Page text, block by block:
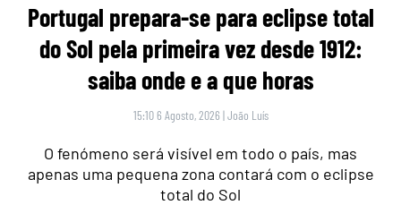
Portugal prepara-se para eclipse total
do Sol pela primeira vez desde 1912:
saiba onde e a que horas
15:10 6 Agosto, 2026 |João Luís
O fenómeno será visível em todo o país, mas
apenas uma pequena zona contará com o eclipse
total do Sol